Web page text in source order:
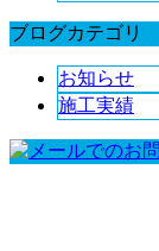
ブログカテゴリ
お知らせ
施工実績